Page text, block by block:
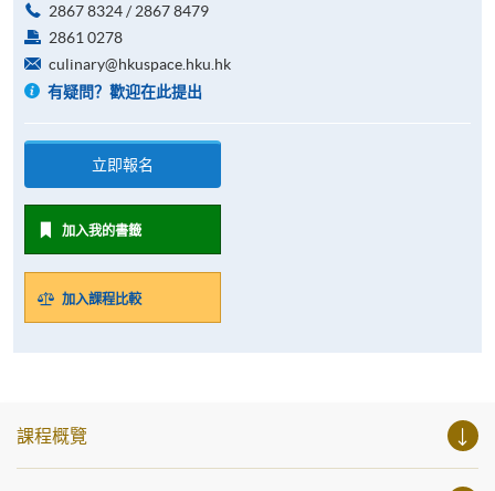
2867 8324 / 2867 8479
2861 0278
culinary@hkuspace.hku.hk
有疑問？歡迎在此提出
立即報名
加入我的書籤
加入課程比較
課程概覽